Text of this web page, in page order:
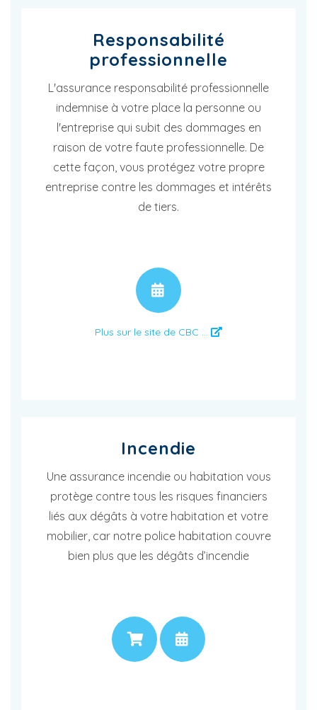
Responsabilité
professionnelle
L'assurance responsabilité professionnelle
indemnise à votre place la personne ou
l'entreprise qui subit des dommages en
raison de votre faute professionnelle. De
cette façon, vous protégez votre propre
entreprise contre les dommages et intérêts
de tiers.
Plus sur le site de CBC ...
Incendie
Une assurance incendie ou habitation vous
protège contre tous les risques financiers
liés aux dégâts à votre habitation et votre
mobilier, car notre police habitation couvre
bien plus que les dégâts d’incendie
PRIX